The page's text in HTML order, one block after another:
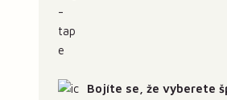
Bojíte se, že vyberete